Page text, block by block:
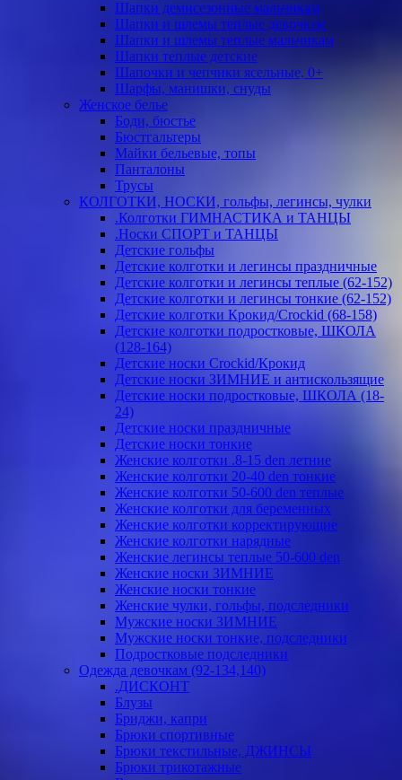
Шапки демисезонные мальчикам
Шапки и шлемы теплые девочкам
Шапки и шлемы теплые мальчикам
Шапки теплые детские
Шапочки и чепчики ясельные, 0+
Шарфы, манишки, снуды
Женское белье
Боди, бюстье
Бюстгальтеры
Майки бельевые, топы
Панталоны
Трусы
КОЛГОТКИ, НОСКИ, гольфы, легинсы, чулки
.Колготки ГИМНАСТИКА и ТАНЦЫ
.Носки СПОРТ и ТАНЦЫ
Детские гольфы
Детские колготки и легинсы праздничные
Детские колготки и легинсы теплые (62-152)
Детские колготки и легинсы тонкие (62-152)
Детские колготки Крокид/Crockid (68-158)
Детские колготки подростковые, ШКОЛА
(128-164)
Детские носки Crockid/Крокид
Детские носки ЗИМНИЕ и антискользящие
Детские носки подростковые, ШКОЛА (18-
24)
Детские носки праздничные
Детские носки тонкие
Женские колготки .8-15 den летние
Женские колготки 20-40 den тонкие
Женские колготки 50-600 den теплые
Женские колготки для беременных
Женские колготки корректирующие
Женские колготки нарядные
Женские легинсы теплые 50-600 den
Женские носки ЗИМНИЕ
Женские носки тонкие
Женские чулки, гольфы, подследники
Мужские носки ЗИМНИЕ
Мужские носки тонкие, подследники
Подростковые подследники
Одежда девочкам (92-134,140)
.ДИСКОНТ
Блузы
Бриджи, капри
Брюки спортивные
Брюки текстильные, ДЖИНСЫ
Брюки трикотажные